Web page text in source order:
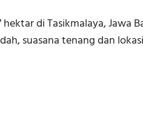
di Tasikmalaya, Jawa
suasana tenang dan